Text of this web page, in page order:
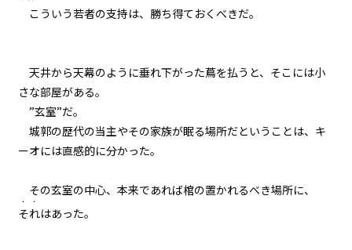
二章 【マモのグルメ】と迷宮攻略
二章 【マモのグルメ】と迷宮攻略
第二十話 希望の灯火
こういう若者の支持は、勝ち得ておくべきだ。
天井から天幕のように垂れ下がった蔦を払うと、そこには小
さな部屋がある。
”玄室”だ。
城郭の歴代の当主やその家族が眠る場所だということは、キ
ーオには直感的に分かった。
その玄室の中心、本来であれば棺の置かれるべき場所に、
それ
・・
はあった。